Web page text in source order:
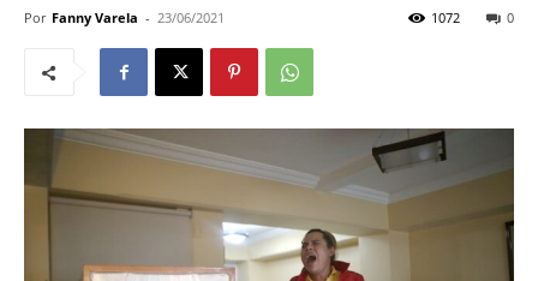
Por Fanny Varela - 23/06/2021 0
1072